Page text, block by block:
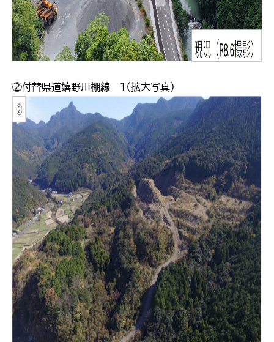
②付替県道嬉野川棚線 １（拡大写真）